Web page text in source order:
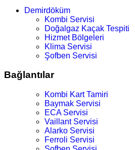
Demirdöküm
Kombi Servisi
Doğalgaz Kaçak Tespiti
Hizmet Bölgeleri
Klima Servisi
Şofben Servisi
Bağlantılar
Kombi Kart Tamiri
Baymak Servisi
ECA Servisi
Vaillant Servisi
Alarko Servisi
Ferroli Servisi